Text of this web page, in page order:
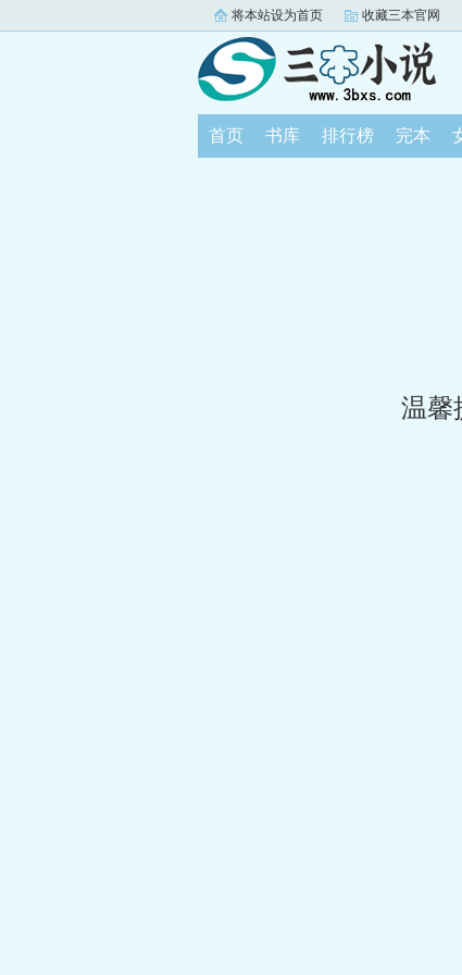
将本站设为首页 收藏三本官网
首页 书库 排行榜 完本
温馨